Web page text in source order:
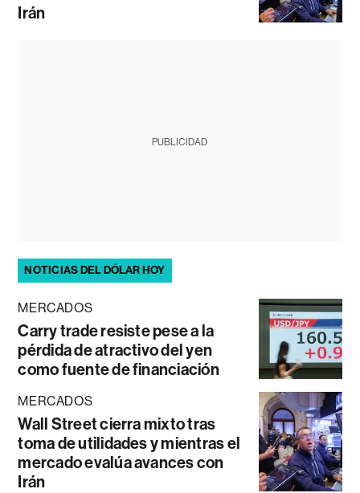
Irán
PUBLICIDAD
NOTICIAS DEL DÓLAR HOY
MERCADOS
Carry trade resiste pese a la
pérdida de atractivo del yen
como fuente de financiación
MERCADOS
Wall Street cierra mixto tras
toma de utilidades y mientras el
mercado evalúa avances con
Irán